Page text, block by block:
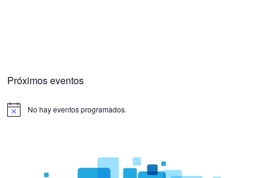
Próximos eventos
Aviso No hay eventos programados.